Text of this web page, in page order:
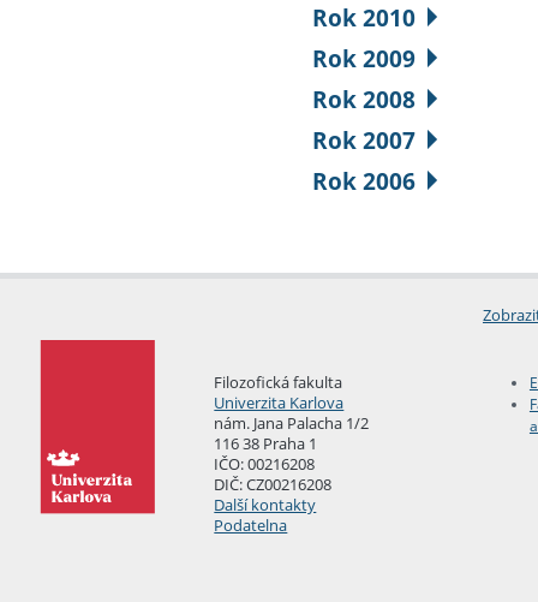
Rok 2010
Rok 2009
Rok 2008
Rok 2007
Rok 2006
Filozofická fakulta
Univerzita Karlova
nám. Jana Palacha 1/2
116 38 Praha 1
IČO: 00216208
DIČ: CZ00216208
Další kontakty
Podatelna